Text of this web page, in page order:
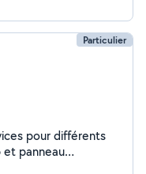
Particulier
pour différents
panneau